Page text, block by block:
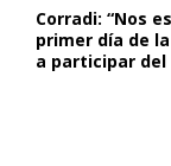
Corradi: “Nos
primer día de
a participar del